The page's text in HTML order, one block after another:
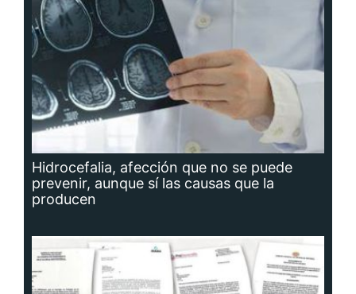
Hidrocefalia, afección que no se puede
prevenir, aunque sí las causas que la
producen